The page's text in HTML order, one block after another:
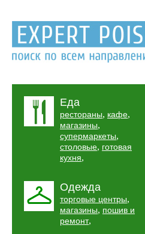
Еда
рестораны, кафе,
магазины,
супермаркеты,
столовые, готовая
кухня,
Одежда
торговые центры,
магазины, пошив и
ремонт,